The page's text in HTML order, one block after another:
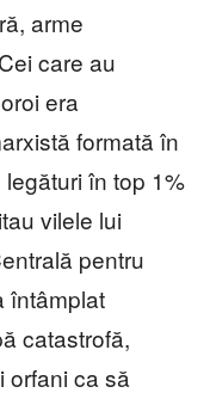
arme
care au
era
formată în
în top 1%
vilele lui
pentru
întâmplat
catastrofă,
orfani ca să